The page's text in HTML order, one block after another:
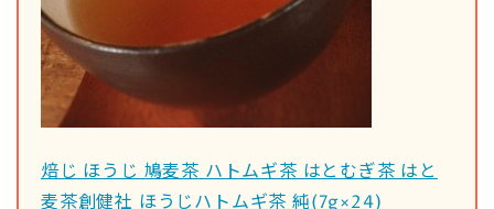
焙じ ほうじ 鳩麦茶 ハトムギ茶 はとむぎ茶 はと
麦茶創健社 ほうじハトムギ茶 純(7g×24)